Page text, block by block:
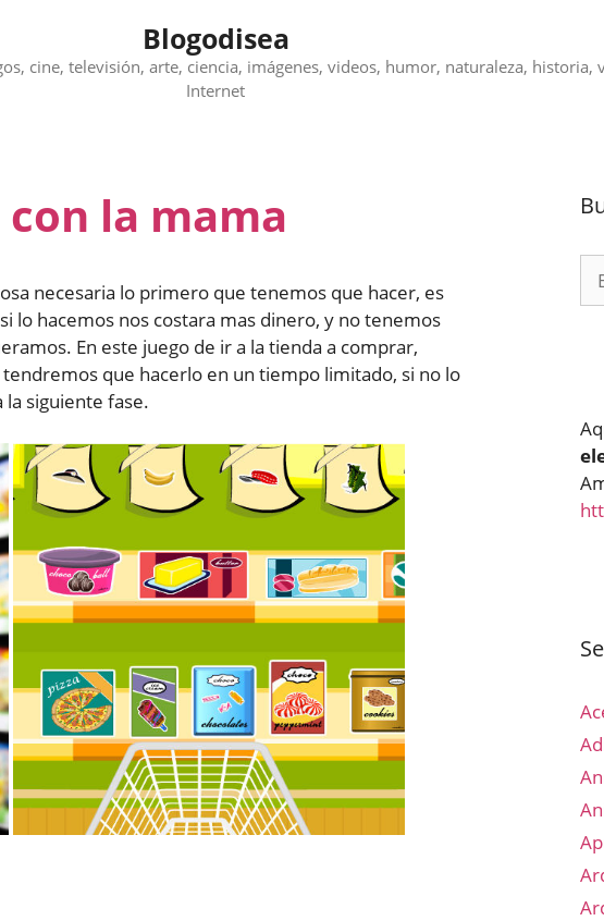
Blogodisea
cine, televisión, arte, ciencia, imágenes, videos, humor, naturaleza, historia,
Internet
con la mama
necesaria lo primero que tenemos que hacer, es
lo hacemos nos costara mas dinero, y no tenemos
En este juego de ir a la tienda a comprar,
que hacerlo en un tiempo limitado, si no lo
siguiente fase.